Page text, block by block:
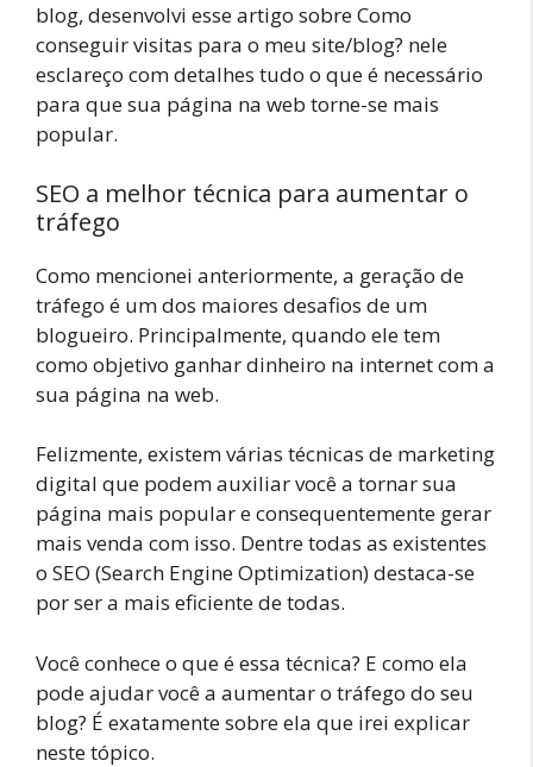
blog, desenvolvi esse artigo sobre Como
conseguir visitas para o meu site/blog? nele
esclareço com detalhes tudo o que é necessário
para que sua página na web torne-se mais
popular.
SEO a melhor técnica para aumentar o
tráfego
Como mencionei anteriormente, a geração de
tráfego é um dos maiores desafios de um
blogueiro. Principalmente, quando ele tem
como objetivo ganhar dinheiro na internet com a
sua página na web.
Felizmente, existem várias técnicas de marketing
digital que podem auxiliar você a tornar sua
página mais popular e consequentemente gerar
mais venda com isso. Dentre todas as existentes
o SEO (Search Engine Optimization) destaca-se
por ser a mais eficiente de todas.
Você conhece o que é essa técnica? E como ela
pode ajudar você a aumentar o tráfego do seu
blog? É exatamente sobre ela que irei explicar
neste tópico.